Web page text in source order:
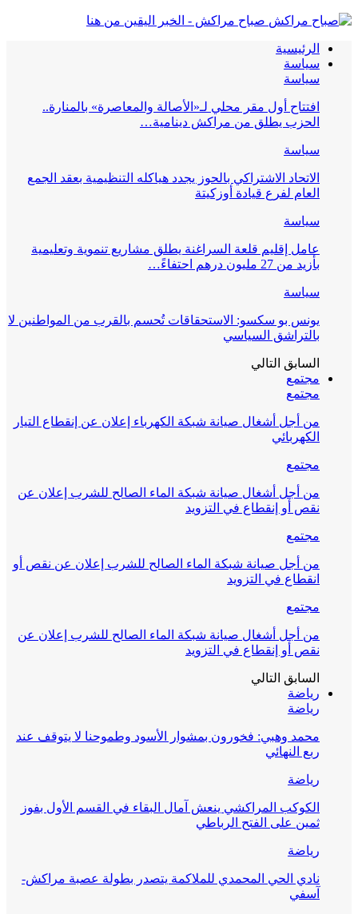
صباح مراكش - الخبر اليقين من هنا
الرئيسية
سياسة
سياسة
افتتاح أول مقر محلي لـ«الأصالة والمعاصرة» بالمنارة..
الحزب يطلق من مراكش دينامية…
سياسة
الاتحاد الاشتراكي بالحوز يجدد هياكله التنظيمية بعقد الجمع
العام لفرع قيادة أوزكيتة
سياسة
عامل إقليم قلعة السراغنة يطلق مشاريع تنموية وتعليمية
بأزيد من 27 مليون درهم احتفاءً…
سياسة
يونس بو سكسو: الاستحقاقات تُحسم بالقرب من المواطنين لا
بالتراشق السياسي
السابق التالي
مجتمع
مجتمع
من أجل أشغال صيانة شبكة الكهرباء إعلان عن إنقطاع التيار
الكهربائي
مجتمع
من أجل أشغال صيانة شبكة الماء الصالح للشرب إعلان عن
نقص أو إنقطاع في التزويد
مجتمع
من أجل صيانة شبكة الماء الصالح للشرب إعلان عن نقص أو
انقطاع في التزويد
مجتمع
من أجل أشغال صيانة شبكة الماء الصالح للشرب إعلان عن
نقص أو إنقطاع في التزويد
السابق التالي
رياضة
رياضة
محمد وهبي: فخورون بمشوار الأسود وطموحنا لا يتوقف عند
ربع النهائي
رياضة
الكوكب المراكشي ينعش آمال البقاء في القسم الأول بفوز
ثمين على الفتح الرباطي
رياضة
نادي الحي المحمدي للملاكمة يتصدر بطولة عصبة مراكش-
آسفي